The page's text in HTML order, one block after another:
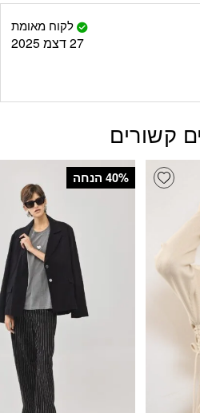
לקוח מאומת
27 דצמ 2025
קשורים
Add wishlist
‫40% הנחה